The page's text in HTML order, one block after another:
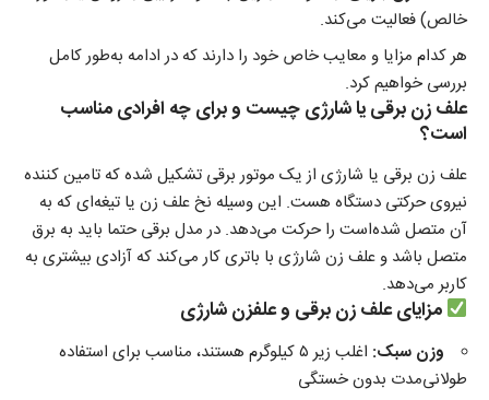
خالص) فعالیت می‌کند.
هر کدام مزایا و معایب خاص خود را دارند که در ادامه به‌طور کامل
بررسی خواهیم کرد.
علف زن برقی یا شارژی چیست و برای چه افرادی مناسب
است؟
علف زن برقی یا شارژی از یک موتور برقی تشکیل شده که تامین کننده
نیروی حرکتی دستگاه هست. این وسیله نخ علف زن یا تیغه‌ای که به
آن متصل شده‌است را حرکت می‌دهد. در مدل برقی حتما باید به برق
متصل باشد و علف زن شارژی با باتری کار می‌کند که آزادی بیشتری به
کاربر می‌دهد.
مزایای علف زن برقی و علفزن شارژی
وزن سبک:
اغلب زیر ۵ کیلوگرم هستند، مناسب برای استفاده
طولانی‌مدت بدون خستگی